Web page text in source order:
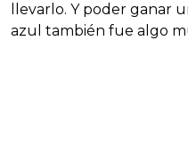
llevarlo. Y poder ganar
azul también fue algo